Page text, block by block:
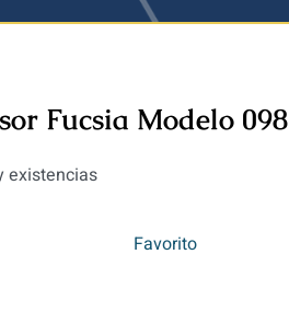
Fucsia Modelo 098
existencias
Favorito